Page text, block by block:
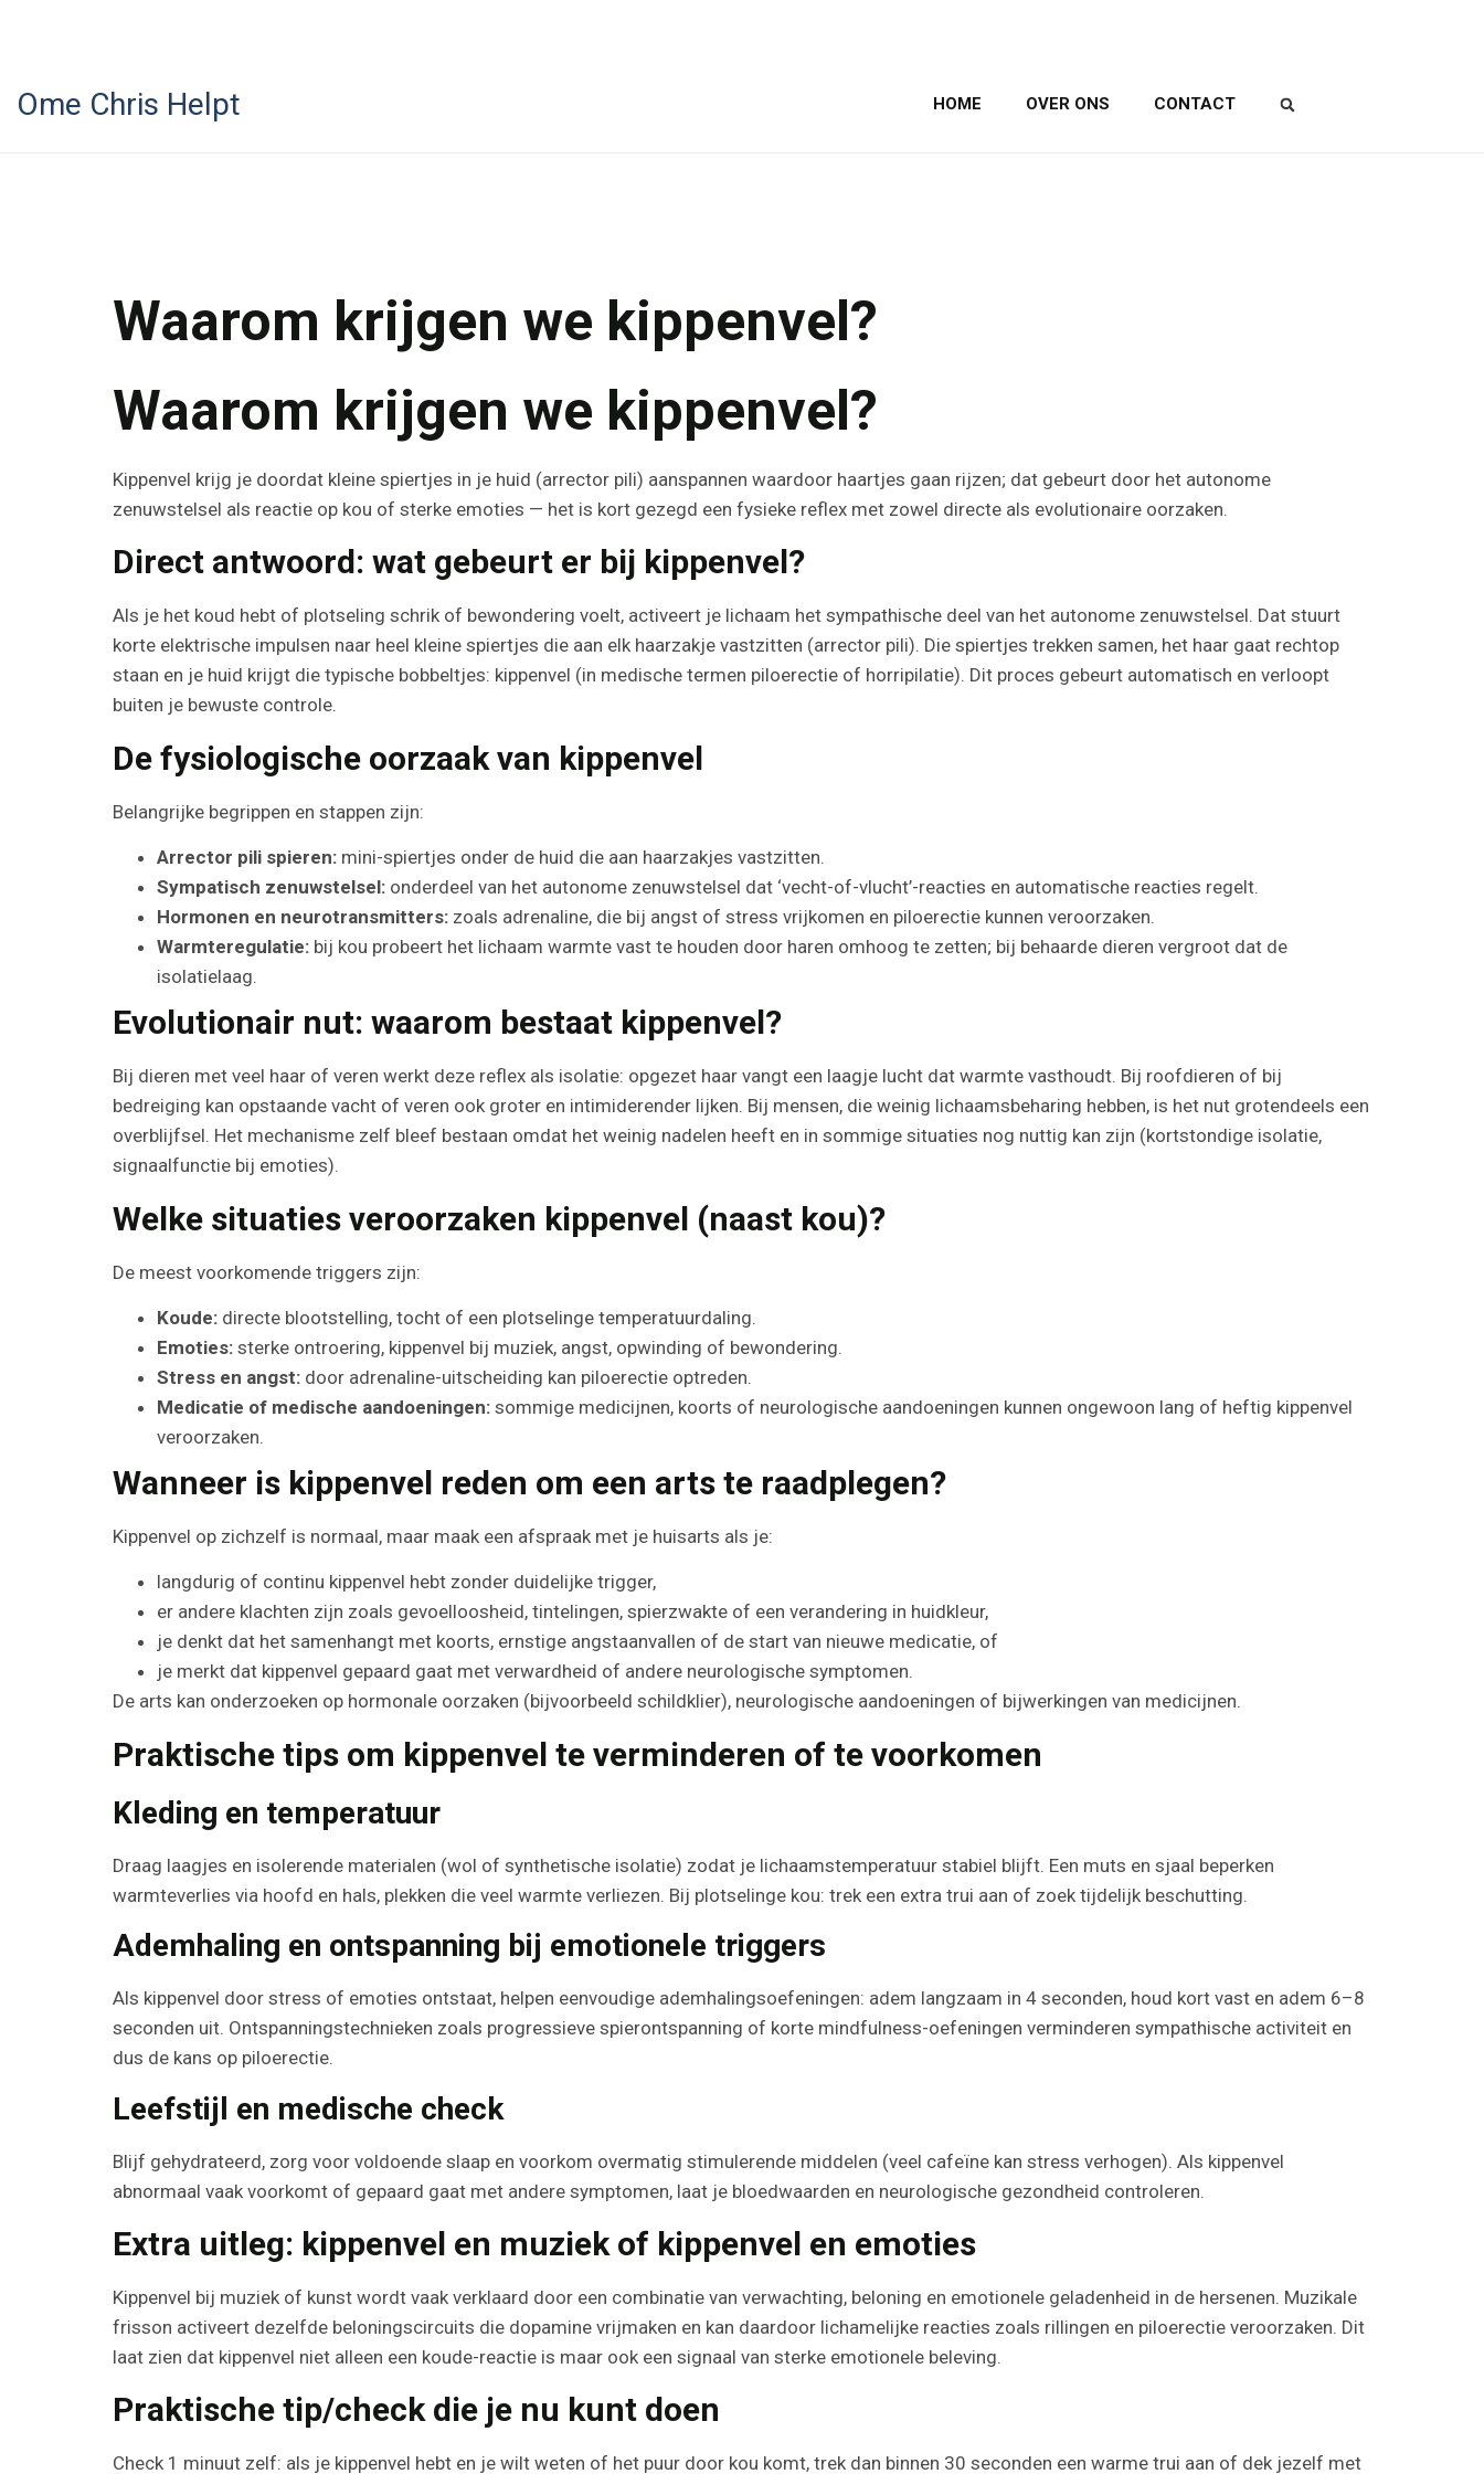
Ome Chris Helpt HOME OVER ONS CONTACT
Waarom krijgen we kippenvel?
Waarom krijgen we kippenvel?
Kippenvel krijg je doordat kleine spiertjes in je huid (arrector pili) aanspannen waardoor haartjes gaan rijzen; dat gebeurt door het autonome
zenuwstelsel als reactie op kou of sterke emoties — het is kort gezegd een fysieke reflex met zowel directe als evolutionaire oorzaken.
Direct antwoord: wat gebeurt er bij kippenvel?
Als je het koud hebt of plotseling schrik of bewondering voelt, activeert je lichaam het sympathische deel van het autonome zenuwstelsel. Dat stuurt
korte elektrische impulsen naar heel kleine spiertjes die aan elk haarzakje vastzitten (arrector pili). Die spiertjes trekken samen, het haar gaat rechtop
staan en je huid krijgt die typische bobbeltjes: kippenvel (in medische termen piloerectie of horripilatie). Dit proces gebeurt automatisch en verloopt
buiten je bewuste controle.
De fysiologische oorzaak van kippenvel
Belangrijke begrippen en stappen zijn:
Arrector pili spieren: mini-spiertjes onder de huid die aan haarzakjes vastzitten.
Sympatisch zenuwstelsel: onderdeel van het autonome zenuwstelsel dat ‘vecht-of-vlucht’-reacties en automatische reacties regelt.
Hormonen en neurotransmitters: zoals adrenaline, die bij angst of stress vrijkomen en piloerectie kunnen veroorzaken.
Warmteregulatie: bij kou probeert het lichaam warmte vast te houden door haren omhoog te zetten; bij behaarde dieren vergroot dat de
isolatielaag.
Evolutionair nut: waarom bestaat kippenvel?
Bij dieren met veel haar of veren werkt deze reflex als isolatie: opgezet haar vangt een laagje lucht dat warmte vasthoudt. Bij roofdieren of bij
bedreiging kan opstaande vacht of veren ook groter en intimiderender lijken. Bij mensen, die weinig lichaamsbeharing hebben, is het nut grotendeels een
overblijfsel. Het mechanisme zelf bleef bestaan omdat het weinig nadelen heeft en in sommige situaties nog nuttig kan zijn (kortstondige isolatie,
signaalfunctie bij emoties).
Welke situaties veroorzaken kippenvel (naast kou)?
De meest voorkomende triggers zijn:
Koude: directe blootstelling, tocht of een plotselinge temperatuurdaling.
Emoties: sterke ontroering, kippenvel bij muziek, angst, opwinding of bewondering.
Stress en angst: door adrenaline-uitscheiding kan piloerectie optreden.
Medicatie of medische aandoeningen: sommige medicijnen, koorts of neurologische aandoeningen kunnen ongewoon lang of heftig kippenvel
veroorzaken.
Wanneer is kippenvel reden om een arts te raadplegen?
Kippenvel op zichzelf is normaal, maar maak een afspraak met je huisarts als je:
langdurig of continu kippenvel hebt zonder duidelijke trigger,
er andere klachten zijn zoals gevoelloosheid, tintelingen, spierzwakte of een verandering in huidkleur,
je denkt dat het samenhangt met koorts, ernstige angstaanvallen of de start van nieuwe medicatie, of
je merkt dat kippenvel gepaard gaat met verwardheid of andere neurologische symptomen.
De arts kan onderzoeken op hormonale oorzaken (bijvoorbeeld schildklier), neurologische aandoeningen of bijwerkingen van medicijnen.
Praktische tips om kippenvel te verminderen of te voorkomen
Kleding en temperatuur
Draag laagjes en isolerende materialen (wol of synthetische isolatie) zodat je lichaamstemperatuur stabiel blijft. Een muts en sjaal beperken
warmteverlies via hoofd en hals, plekken die veel warmte verliezen. Bij plotselinge kou: trek een extra trui aan of zoek tijdelijk beschutting.
Ademhaling en ontspanning bij emotionele triggers
Als kippenvel door stress of emoties ontstaat, helpen eenvoudige ademhalingsoefeningen: adem langzaam in 4 seconden, houd kort vast en adem 6–8
seconden uit. Ontspanningstechnieken zoals progressieve spierontspanning of korte mindfulness-oefeningen verminderen sympathische activiteit en
dus de kans op piloerectie.
Leefstijl en medische check
Blijf gehydrateerd, zorg voor voldoende slaap en voorkom overmatig stimulerende middelen (veel cafeïne kan stress verhogen). Als kippenvel
abnormaal vaak voorkomt of gepaard gaat met andere symptomen, laat je bloedwaarden en neurologische gezondheid controleren.
Extra uitleg: kippenvel en muziek of kippenvel en emoties
Kippenvel bij muziek of kunst wordt vaak verklaard door een combinatie van verwachting, beloning en emotionele geladenheid in de hersenen. Muzikale
frisson activeert dezelfde beloningscircuits die dopamine vrijmaken en kan daardoor lichamelijke reacties zoals rillingen en piloerectie veroorzaken. Dit
laat zien dat kippenvel niet alleen een koude-reactie is maar ook een signaal van sterke emotionele beleving.
Praktische tip/check die je nu kunt doen
Check 1 minuut zelf: als je kippenvel hebt en je wilt weten of het puur door kou komt, trek dan binnen 30 seconden een warme trui aan of dek jezelf met